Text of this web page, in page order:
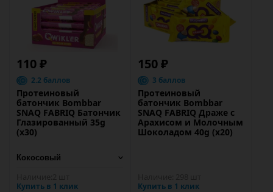
110 ₽
2.2 баллов
Протеиновый
батончик Bombbar
SNAQ FABRIQ Батончик
Глазированный 35g
(x30)
Купить в 1 клик
150 ₽
3 баллов
Протеиновый
батончик Bombbar
SNAQ FABRIQ Драже с
Арахисом и Молочным
Шоколадом 40g (x20)
Купить в 1 клик